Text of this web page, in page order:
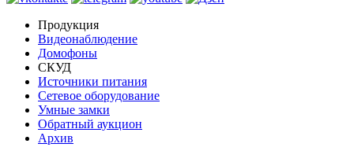
Продукция
Видеонаблюдение
Домофоны
СКУД
Источники питания
Сетевое оборудование
Умные замки
Обратный аукцион
Архив